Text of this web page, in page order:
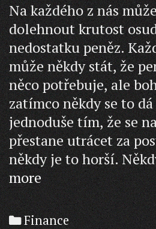
Na každého z nás
dolehnout krutost
nedostatku peněz.
může někdy stát, že
něco potřebuje, ale
zatímco někdy se to
jednoduše tím, že se
přestane utrácet za
někdy je to horší.
moreSháníte
právě
půjčku?
Categories
Finance